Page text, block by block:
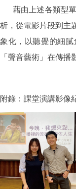
藉由上述各類型單
析，從電影片段到主
象化，以聽覺的細
「聲音藝術」在傳播
附錄：課堂演講影像